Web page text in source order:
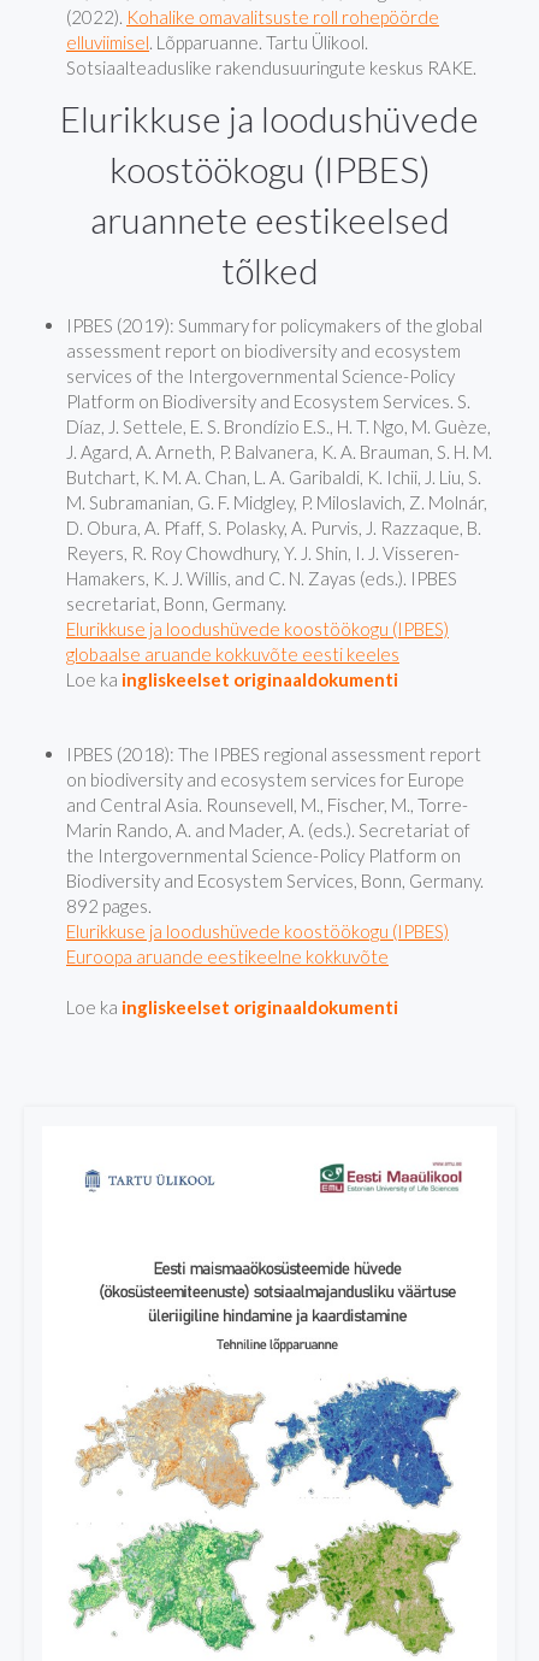
(2022). Kohalike omavalitsuste roll rohepöörde
elluviimisel. Lõpparuanne. Tartu Ülikool.
Sotsiaalteaduslike rakendusuuringute keskus RAKE.
Elurikkuse ja loodushüvede
koostöökogu (IPBES)
aruannete eestikeelsed
tõlked
IPBES (2019): Summary for policymakers of the global
assessment report on biodiversity and ecosystem
services of the Intergovernmental Science-Policy
Platform on Biodiversity and Ecosystem Services. S.
Díaz, J. Settele, E. S. Brondízio E.S., H. T. Ngo, M. Guèze,
J. Agard, A. Arneth, P. Balvanera, K. A. Brauman, S. H. M.
Butchart, K. M. A. Chan, L. A. Garibaldi, K. Ichii, J. Liu, S.
M. Subramanian, G. F. Midgley, P. Miloslavich, Z. Molnár,
D. Obura, A. Pfaff, S. Polasky, A. Purvis, J. Razzaque, B.
Reyers, R. Roy Chowdhury, Y. J. Shin, I. J. Visseren-
Hamakers, K. J. Willis, and C. N. Zayas (eds.). IPBES
secretariat, Bonn, Germany.
Elurikkuse ja loodushüvede koostöökogu (IPBES)
globaalse aruande kokkuvõte eesti keeles
Loe ka ingliskeelset originaaldokumenti
IPBES (2018): The IPBES regional assessment report
on biodiversity and ecosystem services for Europe
and Central Asia. Rounsevell, M., Fischer, M., Torre-
Marin Rando, A. and Mader, A. (eds.). Secretariat of
the Intergovernmental Science-Policy Platform on
Biodiversity and Ecosystem Services, Bonn, Germany.
892 pages.
Elurikkuse ja loodushüvede koostöökogu (IPBES)
Euroopa aruande eestikeelne kokkuvõte
Loe ka ingliskeelset originaaldokumenti